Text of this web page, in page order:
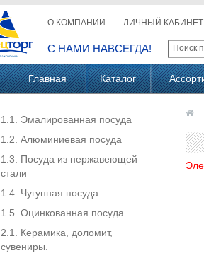
О КОМПАНИИ ЛИЧНЫЙ КАБИНЕТ
С НАМИ НАВСЕГДА!
Главная Каталог
1.1. Эмалированная посуда
1.2. Алюминиевая посуда
1.3. Посуда из нержавеющей
стали
1.4. Чугунная посуда
1.5. Оцинкованная посуда
2.1. Керамика, доломит,
сувениры.